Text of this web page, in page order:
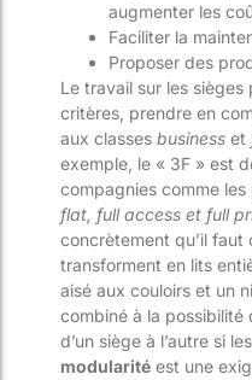
augmenter les
Faciliter la
Proposer des
Le travail sur les
critères, prendre en
aux classes business et
exemple, le « 3F » est
compagnies comme
flat, full access et full
concrètement qu’il faut
transforment en lits
aisé aux couloirs et un
combiné à la possibilité
d’un siège à l’autre si
modularité est une